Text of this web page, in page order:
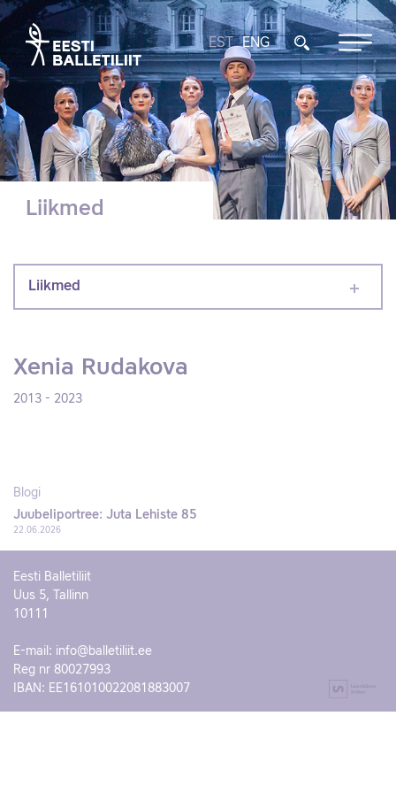
EST ENG
Liikmed
Liikmed
Xenia Rudakova
2013 - 2023
Blogi
Juubeliportree: Juta Lehiste 85
22.06.2026
Eesti Balletiliit
Uus 5, Tallinn
10111
E-mail: info@balletiliit.ee
Reg nr 80027993
IBAN: EE161010022081883007